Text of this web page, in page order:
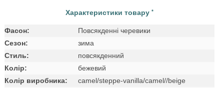
Характеристики товару *
Фасон:
Повсякденні черевики
Сезон:
зима
Стиль:
повсякденний
Колір:
бежевий
Колір виробника:
camel/steppe-vanilla/camel//beige